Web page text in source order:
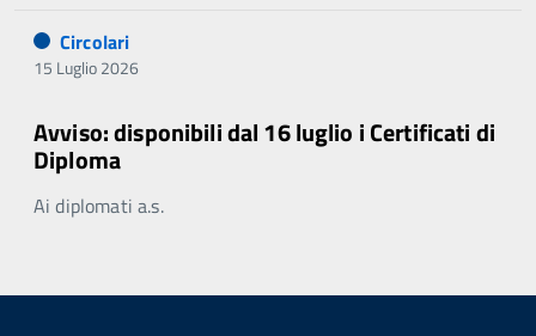
Circolari
15 Luglio 2026
Avviso: disponibili dal 16 luglio i Certificati di
Diploma
Ai diplomati a.s.